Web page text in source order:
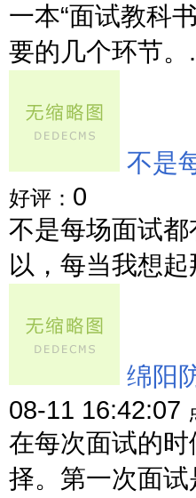
一本“面试教科
要的几个环节。
不是
好评： 0
不是每场面试
以，每当我想
绵阳
08-11 16:42:07
在每次面试的
择。第一次面